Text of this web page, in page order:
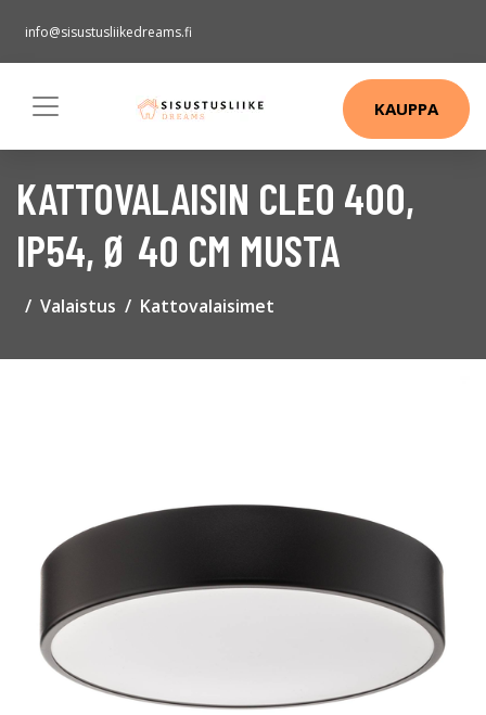
info@sisustusliikedreams.fi
KAUPPA
KATTOVALAISIN CLEO 400,
IP54, Ø 40 CM MUSTA
Valaistus Kattovalaisimet